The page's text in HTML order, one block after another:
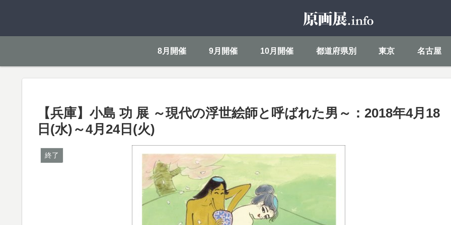
8月開催 9月開催 10月開催 都道府県別 東京 名古屋
【兵庫】小島 功 展 ～現代の浮世絵師と呼ばれた男～：2018年4月18
日(水)～4月24日(火)
終了